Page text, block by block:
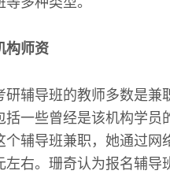
构师资
研辅导班的教师多数是兼
括一些曾经是该机构学员
个辅导班兼职，她通过网
左右。珊奇认为报名辅导